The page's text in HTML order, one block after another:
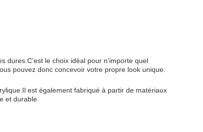
dures.C'est le choix idéal pour n'importe quel
pouvez donc concevoir votre propre look unique.
est également fabriqué à partir de matériaux
et durable.